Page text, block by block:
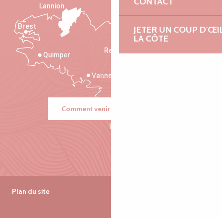
JETER UN COUP
LA CÔTE
Saint-Malo
Rennes
Vannes
Quimper
Lannion
Brest
Comment venir ?
Plan du site